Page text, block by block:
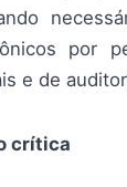
por
e de
crítica